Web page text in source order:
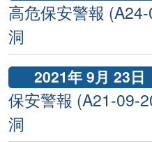
高危保安警報
洞
2021年 9月 23日
保安警報 (A21-09-
洞